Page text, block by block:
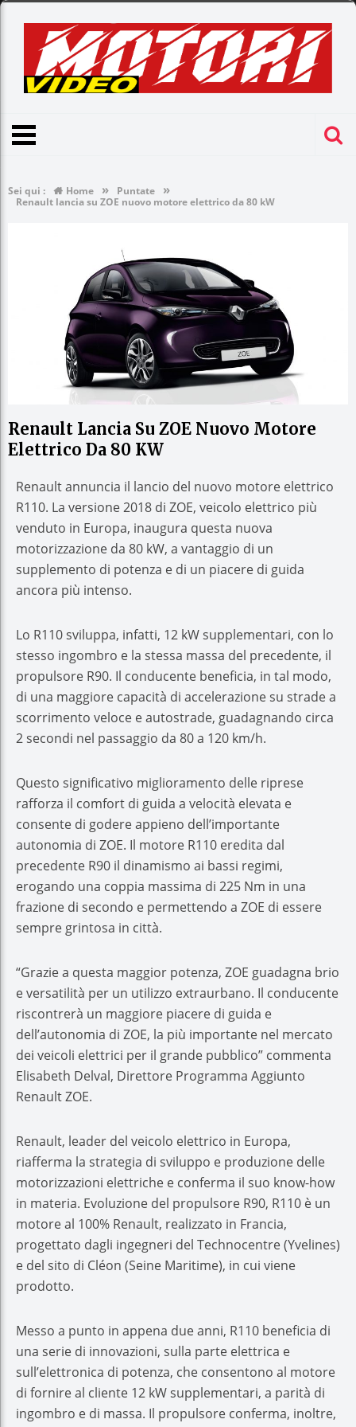
Sei qui : Home » Puntate »
Renault lancia su ZOE nuovo motore elettrico da 80 kW
Renault Lancia Su ZOE Nuovo Motore
Elettrico Da 80 KW
Renault annuncia il lancio del nuovo motore elettrico
R110. La versione 2018 di ZOE, veicolo elettrico più
venduto in Europa, inaugura questa nuova
motorizzazione da 80 kW, a vantaggio di un
supplemento di potenza e di un piacere di guida
ancora più intenso.
Lo R110 sviluppa, infatti, 12 kW supplementari, con lo
stesso ingombro e la stessa massa del precedente, il
propulsore R90. Il conducente beneficia, in tal modo,
di una maggiore capacità di accelerazione su strade a
scorrimento veloce e autostrade, guadagnando circa
2 secondi nel passaggio da 80 a 120 km/h.
Questo significativo miglioramento delle riprese
rafforza il comfort di guida a velocità elevata e
consente di godere appieno dell’importante
autonomia di ZOE. Il motore R110 eredita dal
precedente R90 il dinamismo ai bassi regimi,
erogando una coppia massima di 225 Nm in una
frazione di secondo e permettendo a ZOE di essere
sempre grintosa in città.
“Grazie a questa maggior potenza, ZOE guadagna brio
e versatilità per un utilizzo extraurbano. Il conducente
riscontrerà un maggiore piacere di guida e
dell’autonomia di ZOE, la più importante nel mercato
dei veicoli elettrici per il grande pubblico” commenta
Elisabeth Delval, Direttore Programma Aggiunto
Renault ZOE.
Renault, leader del veicolo elettrico in Europa,
riafferma la strategia di sviluppo e produzione delle
motorizzazioni elettriche e conferma il suo know-how
in materia. Evoluzione del propulsore R90, R110 è un
motore al 100% Renault, realizzato in Francia,
progettato dagli ingegneri del Technocentre (Yvelines)
e del sito di Cléon (Seine Maritime), in cui viene
prodotto.
Messo a punto in appena due anni, R110 beneficia di
una serie di innovazioni, sulla parte elettrica e
sull’elettronica di potenza, che consentono al motore
di fornire al cliente 12 kW supplementari, a parità di
ingombro e di massa. Il propulsore conferma, inoltre,